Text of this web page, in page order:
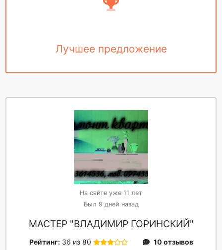
Лучшее предложение
На сайте уже 11 лет
Был 9 дней назад
МАСТЕР "ВЛАДИМИР ГОРИНСКИЙ"
Рейтинг: 36 из 80 10 отзывов